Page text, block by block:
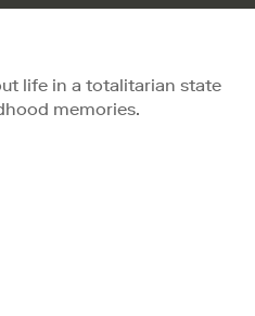
life in a totalitarian state
memories.